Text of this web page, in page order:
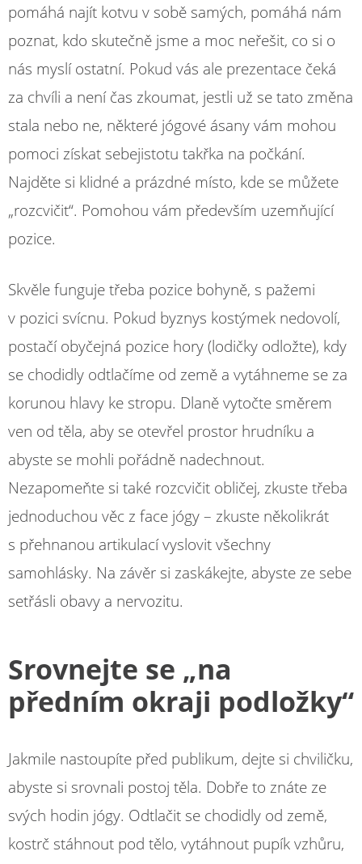
pomáhá najít kotvu v sobě samých, pomáhá nám
poznat, kdo skutečně jsme a moc neřešit, co si o
nás myslí ostatní. Pokud vás ale prezentace čeká
za chvíli a není čas zkoumat, jestli už se tato změna
stala nebo ne, některé jógové ásany vám mohou
pomoci získat sebejistotu takřka na počkání.
Najděte si klidné a prázdné místo, kde se můžete
„rozcvičit“. Pomohou vám především uzemňující
pozice.
Skvěle funguje třeba pozice bohyně, s pažemi
v pozici svícnu. Pokud byznys kostýmek nedovolí,
postačí obyčejná pozice hory (lodičky odložte), kdy
se chodidly odtlačíme od země a vytáhneme se za
korunou hlavy ke stropu. Dlaně vytočte směrem
ven od těla, aby se otevřel prostor hrudníku a
abyste se mohli pořádně nadechnout.
Nezapomeňte si také rozcvičit obličej, zkuste třeba
jednoduchou věc z face jógy – zkuste několikrát
s přehnanou artikulací vyslovit všechny
samohlásky. Na závěr si zaskákejte, abyste ze sebe
setřásli obavy a nervozitu.
Srovnejte se „na
předním okraji podložky“
Jakmile nastoupíte před publikum, dejte si chviličku,
abyste si srovnali postoj těla. Dobře to znáte ze
svých hodin jógy. Odtlačit se chodidly od země,
kostrč stáhnout pod tělo, vytáhnout pupík vzhůru,